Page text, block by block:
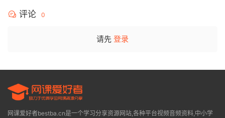
评论 0
请先 登录
网课爱好者bestba.cn是一个学习分享资源网站,各种平台视频音频资料,中小学